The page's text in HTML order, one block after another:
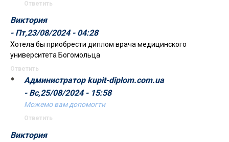
Ответить
Виктория
- Пт,23/08/2024 - 04:28
Хотела бы приобрести диплом врача медицинского
университета Богомольца
Ответить
Администратор kupit-diplom.com.ua
- Вс,25/08/2024 - 15:58
Можемо вам допомогти
Ответить
Виктория